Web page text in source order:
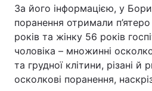
За його інформацією, у
поранення отримали
років та жінку 56 років
чоловіка – множинні
та грудної клітини, різані й
осколкові поранення,